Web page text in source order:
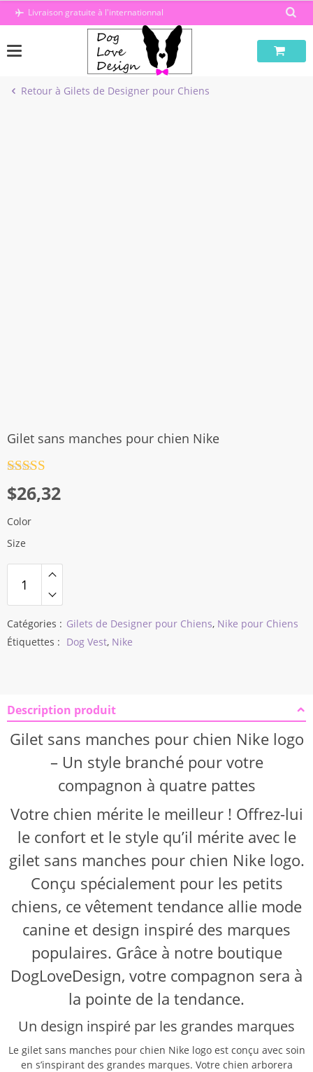
PasserLivraison gratuite à l'internationnal
Retour à Gilets de Designer pour Chiens
Gilet sans manches pour chien Nike
sur 5
$26,32
Color
Size
Catégories : Gilets de Designer pour Chiens, Nike pour Chiens
Étiquettes : Dog Vest, Nike
Description produit
Gilet sans manches pour chien Nike logo
– Un style branché pour votre
compagnon à quatre pattes
Votre chien mérite le meilleur ! Offrez-lui
le confort et le style qu’il mérite avec le
gilet sans manches pour chien Nike logo.
Conçu spécialement pour les petits
chiens, ce vêtement tendance allie mode
canine et design inspiré des marques
populaires. Grâce à notre boutique
DogLoveDesign, votre compagnon sera à
la pointe de la tendance.
Un design inspiré par les grandes marques
Le gilet sans manches pour chien Nike logo est conçu avec soin
en s’inspirant des grandes marques. Votre chien arborera